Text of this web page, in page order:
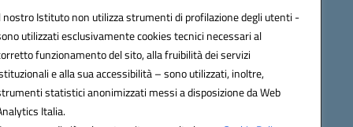
nostro Istituto non utilizza strumenti di profilazione degli utenti -
utilizzati esclusivamente cookies tecnici necessari al
funzionamento del sito, alla fruibilità dei servizi
e alla sua accessibilità – sono utilizzati, inoltre,
statistici anonimizzati messi a disposizione da Web
Italia.